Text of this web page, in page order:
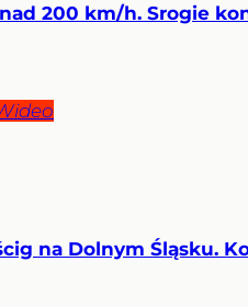
200 km/h. Srogie
na Dolnym Śląsku.